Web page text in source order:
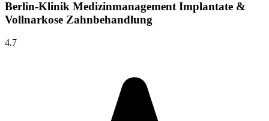
Berlin-Klinik Medizinmanagement Implantate &
Vollnarkose Zahnbehandlung
4.7